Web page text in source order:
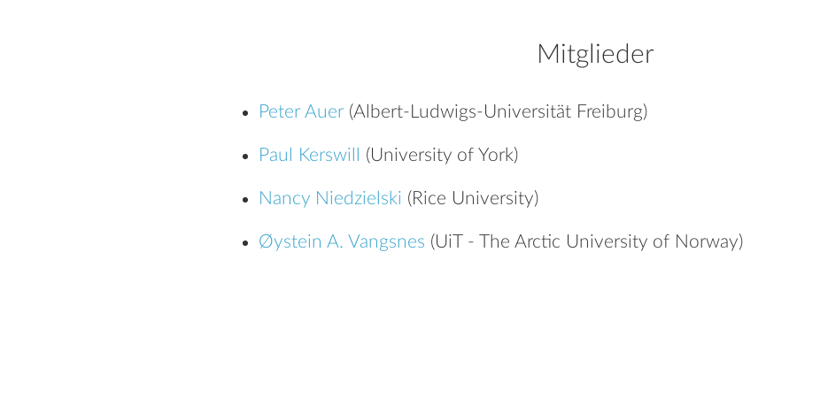
Mitglieder
Peter Auer (Albert-Ludwigs-Universität Freiburg)
Paul Kerswill (University of York)
Nancy Niedzielski (Rice University)
Øystein A. Vangsnes (UiT - The Arctic University of Norway)